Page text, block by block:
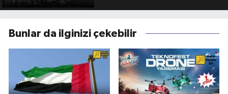
Bunlar da ilginizi çekebilir